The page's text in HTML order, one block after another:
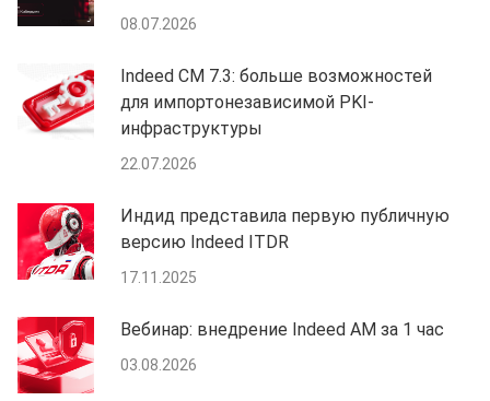
08.07.2026
Indeed CM 7.3: больше возможностей
для импортонезависимой PKI-
инфраструктуры
22.07.2026
Индид представила первую публичную
версию Indeed ITDR
17.11.2025
Вебинар: внедрение Indeed AM за 1 час
03.08.2026